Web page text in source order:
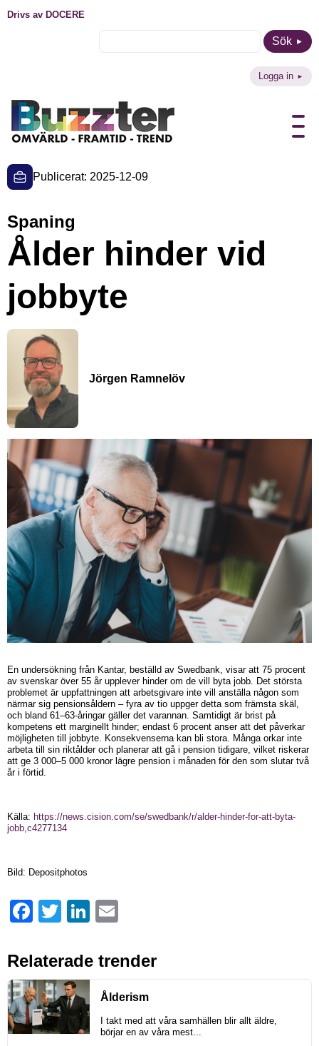
Drivs av DOCERE
Sök
Logga in
Publicerat: 2025-12-09
Spaning
Ålder hinder vid
jobbyte
Jörgen Ramnelöv
En undersökning från Kantar, beställd av Swedbank, visar att 75 procent
av svenskar över 55 år upplever hinder om de vill byta jobb. Det största
problemet är uppfattningen att arbetsgivare inte vill anställa någon som
närmar sig pensionsåldern – fyra av tio uppger detta som främsta skäl,
och bland 61–63-åringar gäller det varannan. Samtidigt är brist på
kompetens ett marginellt hinder; endast 6 procent anser att det påverkar
möjligheten till jobbyte. Konsekvenserna kan bli stora. Många orkar inte
arbeta till sin riktålder och planerar att gå i pension tidigare, vilket riskerar
att ge 3 000–5 000 kronor lägre pension i månaden för den som slutar två
år i förtid.
Källa: https://news.cision.com/se/swedbank/r/alder-hinder-for-att-byta-
jobb,c4277134
Bild: Depositphotos
FacebookTwitter LinkedIn
Relaterade trender
Ålderism
I takt med att våra samhällen blir allt äldre,
börjar en av våra mest...